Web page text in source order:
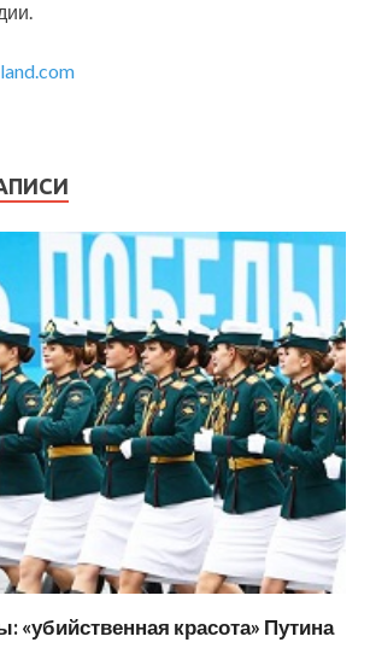
«убийственная красота» Путина